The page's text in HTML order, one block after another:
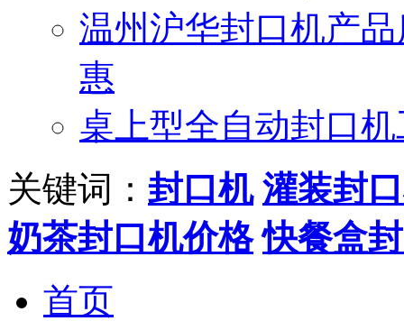
温州沪华封口机产
惠
桌上型全自动封口
关键词： 封口机 灌装封
奶茶封口机价格 快餐盒
首页